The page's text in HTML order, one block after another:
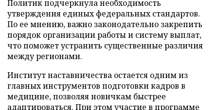
Политик подчеркнула необходимость
утверждения единых федеральных стандартов.
По ее мнению, важно законодательно закрепить
порядок организации работы и систему выплат,
что поможет устранить существенные различия
между регионами.
Институт наставничества остается одним из
главных инструментов подготовки кадров в
медицине, позволяя новичкам быстрее
адаптироваться. При этом участие в программе